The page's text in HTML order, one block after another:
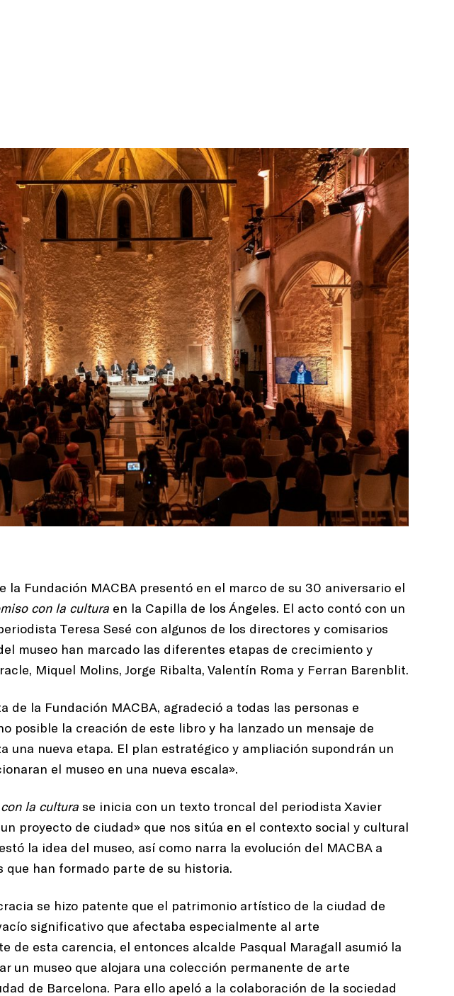
la Fundación MACBA presentó en el marco de su 30 aniversario el
con la cultura en la Capilla de los Ángeles. El acto contó con un
Teresa Sesé con algunos de los directores y comisarios
museo han marcado las diferentes etapas de crecimiento y
Miquel Molins, Jorge Ribalta, Valentín Roma y Ferran Barenblit.
de la Fundación MACBA, agradeció a todas las personas e
posible la creación de este libro y ha lanzado un mensaje de
una nueva etapa. El plan estratégico y ampliación supondrán un
el museo en una nueva escala».
la cultura se inicia con un texto troncal del periodista Xavier
un proyecto de ciudad» que nos sitúa en el contexto social y cultural
la idea del museo, así como narra la evolución del MACBA a
que han formado parte de su historia.
se hizo patente que el patrimonio artístico de la ciudad de
significativo que afectaba especialmente al arte
de esta carencia, el entonces alcalde Pasqual Maragall asumió la
un museo que alojara una colección permanente de arte
de Barcelona. Para ello apeló a la colaboración de la sociedad